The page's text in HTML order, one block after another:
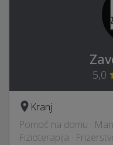
5,0
Kranj
Pomoč na domu ·
Fizioterapija ·